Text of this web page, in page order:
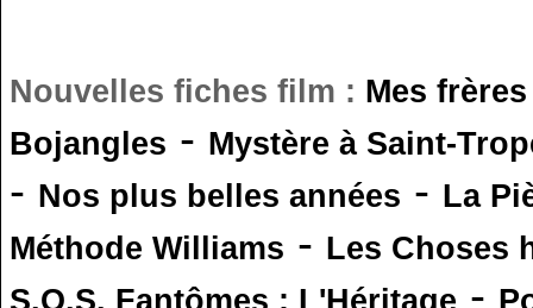
Nouvelles fiches film : Mes
Bojangles - Mystère à Saint-
- Nos plus belles années - La
Méthode Williams - Les Choses
S.O.S. Fantômes : L'Héritage -